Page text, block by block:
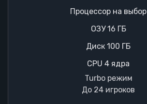
Процессор на выбор
ОЗУ 16 ГБ
Диск 100 ГБ
CPU 4 ядра
Turbo режим
До 24 игроков